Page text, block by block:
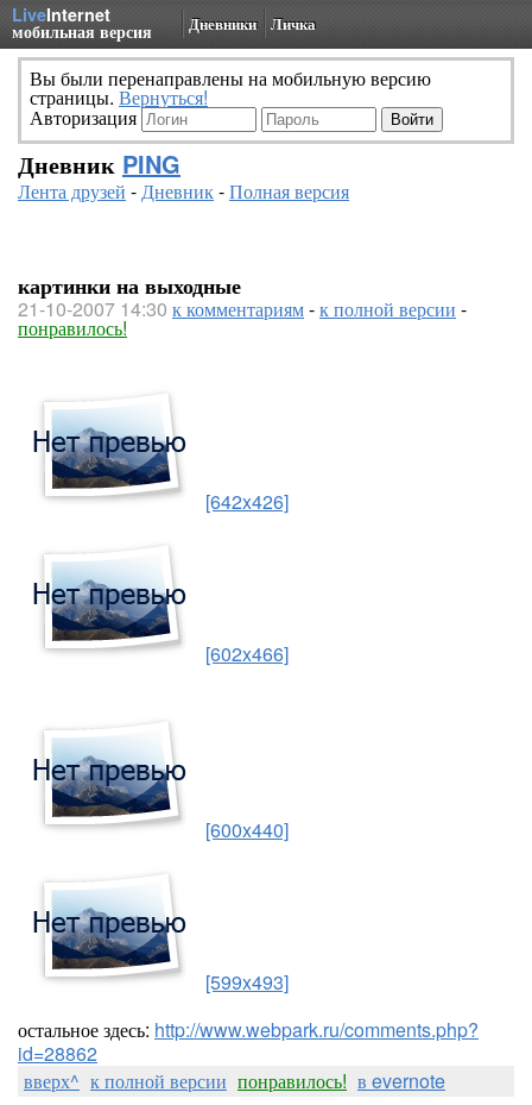
LiveInternet
мобильная версия Дневники Личка
Вы были перенаправлены на мобильную версию
страницы. Вернуться!
Авторизация
Дневник PING
Лента друзей -Дневник-Полная версия
картинки на выходные
21-10-2007 14:30 к комментариям-к полной версии -
понравилось!
[642x426]
[602x466]
[600x440]
[599x493]
остальное здесь: http://www.webpark.ru/comments.php?
id=28862
вверх^ к полной версии понравилось! в evernote